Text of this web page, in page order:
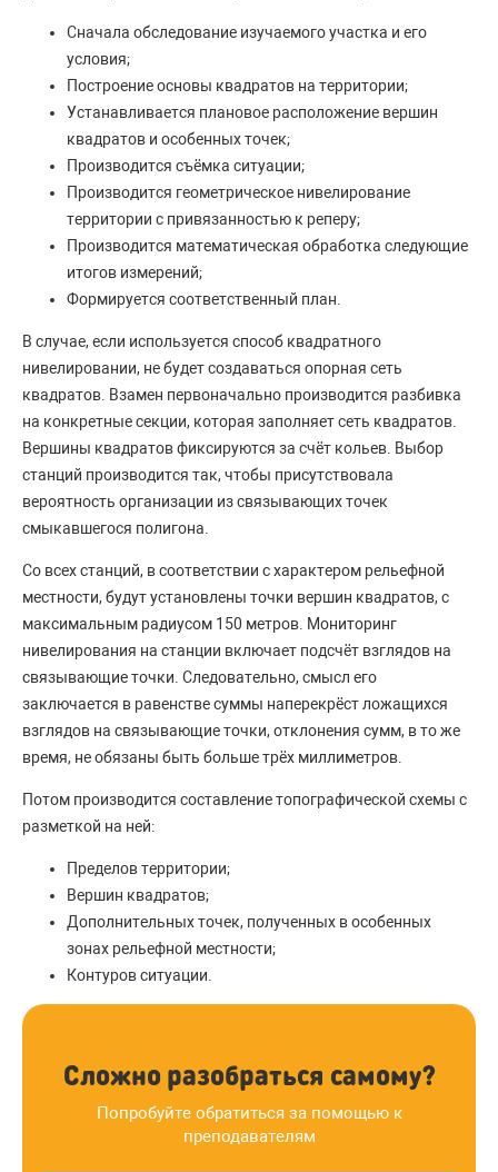
Сначала обследование изучаемого участка и его
условия;
Построение основы квадратов на территории;
Устанавливается плановое расположение вершин
квадратов и особенных точек;
Производится съёмка ситуации;
Производится геометрическое нивелирование
территории с привязанностью к реперу;
Производится математическая обработка следующие
итогов измерений;
Формируется соответственный план.
В случае, если используется способ квадратного
нивелировании, не будет создаваться опорная сеть
квадратов. Взамен первоначально производится разбивка
на конкретные секции, которая заполняет сеть квадратов.
Вершины квадратов фиксируются за счёт кольев. Выбор
станций производится так, чтобы присутствовала
вероятность организации из связывающих точек
смыкавшегося полигона.
Со всех станций, в соответствии с характером рельефной
местности, будут установлены точки вершин квадратов, с
максимальным радиусом 150 метров. Мониторинг
нивелирования на станции включает подсчёт взглядов на
связывающие точки. Следовательно, смысл его
заключается в равенстве суммы наперекрёст ложащихся
взглядов на связывающие точки, отклонения сумм, в то же
время, не обязаны быть больше трёх миллиметров.
Потом производится составление топографической схемы с
разметкой на ней:
Пределов территории;
Вершин квадратов;
Дополнительных точек, полученных в особенных
зонах рельефной местности;
Контуров ситуации.
Сложно разобраться самому?
Попробуйте обратиться за помощью к
преподавателям